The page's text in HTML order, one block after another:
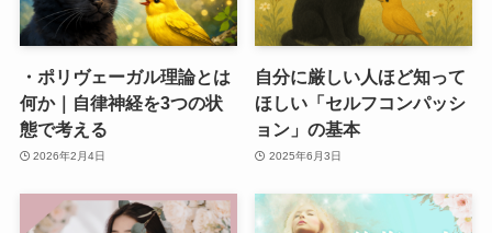
・ポリヴェーガル理論とは
何か｜自律神経を3つの状
態で考える
2026年2月4日
自分に厳しい人ほど知って
ほしい「セルフコンパッシ
ョン」の基本
2025年6月3日